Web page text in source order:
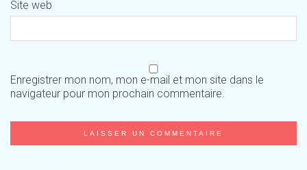
Site web
Enregistrer mon nom, mon e-mail et mon site dans le
navigateur pour mon prochain commentaire.